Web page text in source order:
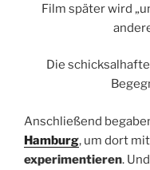
Film später wird
Die
Anschließend
Hamburg, um dort
experimentieren.